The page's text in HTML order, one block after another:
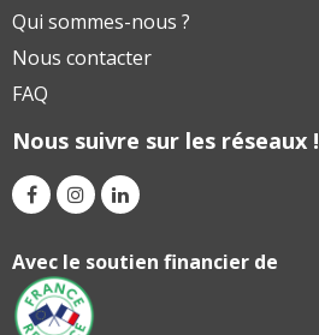
Qui sommes-nous ?
Nous contacter
FAQ
Nous suivre sur les réseaux !
Avec le soutien financier de